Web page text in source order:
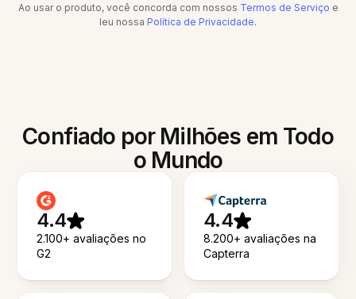
Ao usar o produto, você concorda com nossos Termos de Serviço e
leu nossa Política de Privacidade.
Confiado por Milhões em Todo
o Mundo
4.4
2.100+ avaliações no
G2
4.4
8.200+ avaliações na
Capterra